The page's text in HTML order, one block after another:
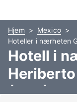
Hjem
Mexico
Hoteller i nærheten
Hotell i
(VER)